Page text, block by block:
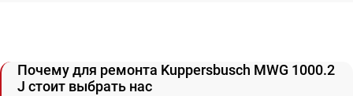
Почему для ремонта Kuppersbusch MWG 1000.2
J стоит выбрать нас